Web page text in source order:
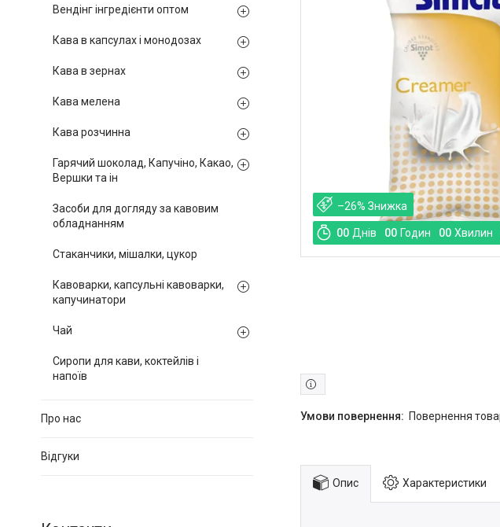
–26%
00 Днів 00 Годин 00 Хвилин
повернення
Опис Характеристики
Вендінг інгредієнти оптом
Кава в капсулах і монодозах
Кава в зернах
Кава мелена
Кава розчинна
Гарячий шоколад, Капучіно, Какао,
Вершки та ін
Засоби для догляду за кавовим
обладнанням
Стаканчики, мішалки, цукор
Кавоварки, капсульні кавоварки,
капучинатори
Чай
Сиропи для кави, коктейлів і
напоїв
Про нас
Відгуки